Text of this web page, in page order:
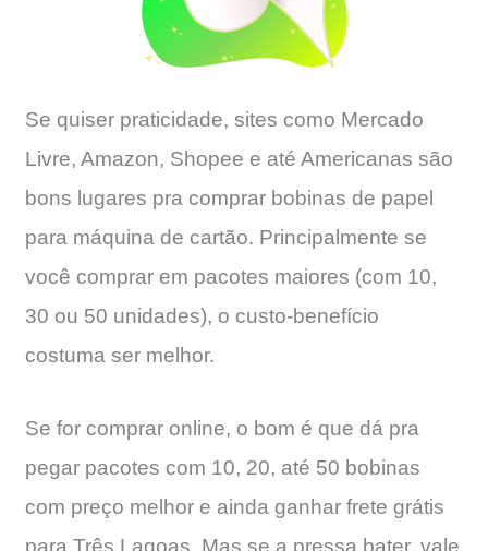
Se quiser praticidade, sites como Mercado
Livre, Amazon, Shopee e até Americanas são
bons lugares pra comprar bobinas de papel
para máquina de cartão. Principalmente se
você comprar em pacotes maiores (com 10,
30 ou 50 unidades), o custo-benefício
costuma ser melhor.
Se for comprar online, o bom é que dá pra
pegar pacotes com 10, 20, até 50 bobinas
com preço melhor e ainda ganhar frete grátis
para Três Lagoas. Mas se a pressa bater, vale